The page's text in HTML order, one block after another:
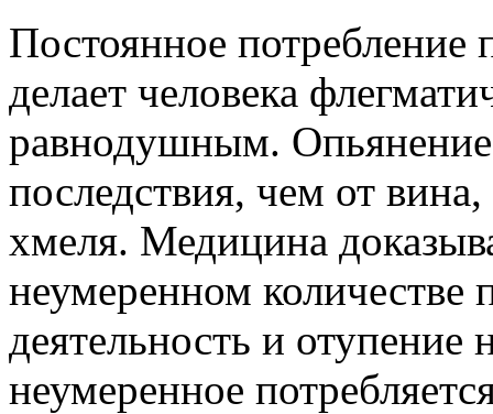
Постоянное потребление
делает человека
равнодушным.
последствия, чем от
хмеля. Медицина
неумеренном количестве
деятельность и отупение
неумеренное